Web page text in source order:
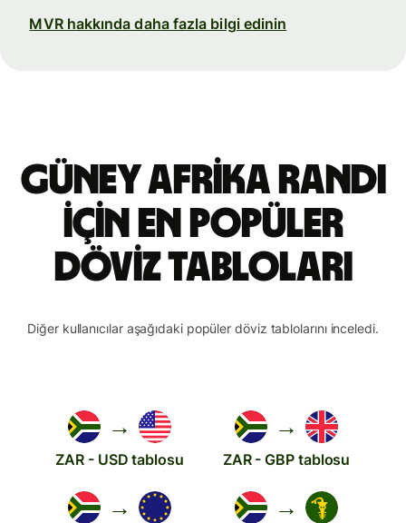
MVR hakkında daha fazla bilgi edinin
Güney Afrika randı
için en popüler
döviz tabloları
Diğer kullanıcılar aşağıdaki popüler döviz tablolarını inceledi.
→
ZAR - USD tablosu
→
ZAR - GBP tablosu
→ →